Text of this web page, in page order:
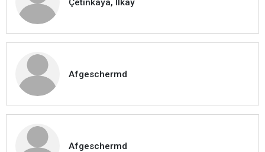
Afgeschermd
Afgeschermd